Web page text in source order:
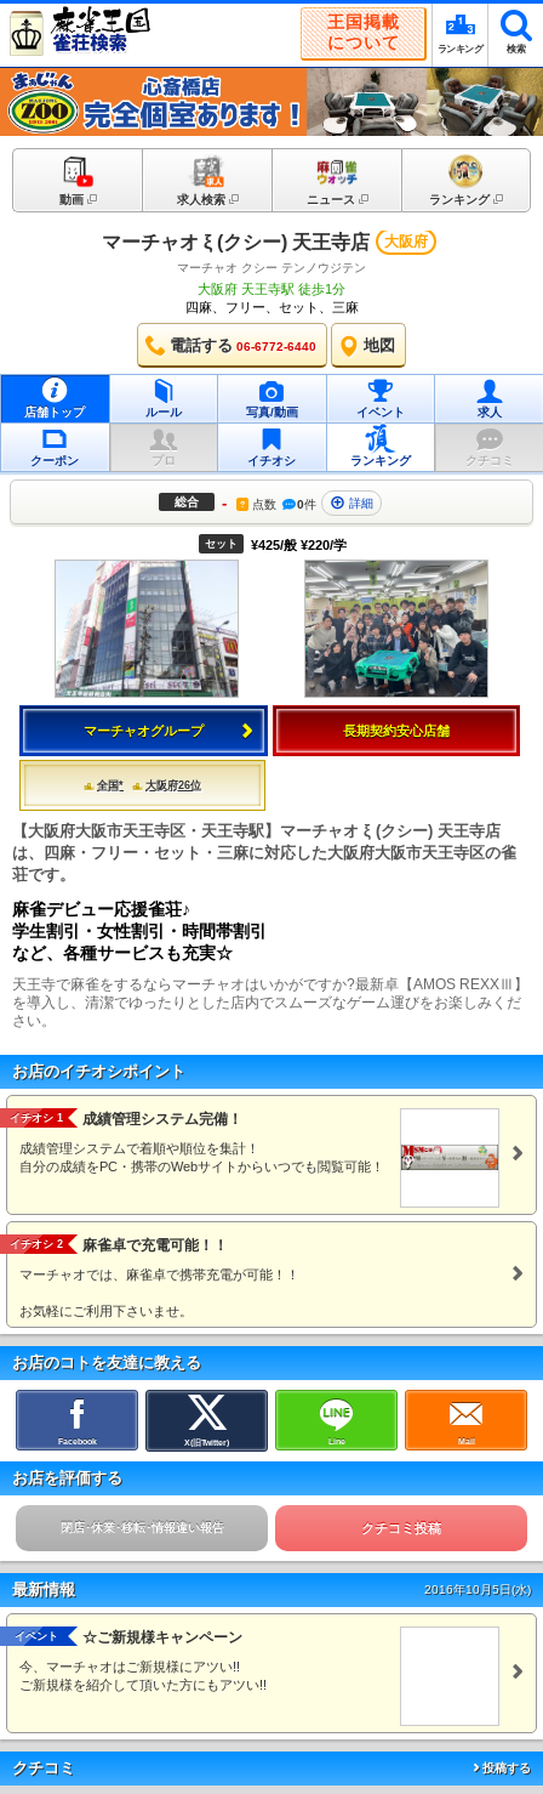
王国掲載
について
ランキング 検索
動画 求人検索 ニュース ランキング
マーチャオ ξ (クシー) 天王寺店 大阪府
マーチャオ クシー テンノウジテン
大阪府 天王寺駅 徒歩1分
四麻、フリー、セット、三麻
電話する 06-6772-6440 地図
店舗トップ ルール 写真/動画 イベント 求人
クーポン プロ イチオシ ランキング クチコミ
総合 - ? 点数 0件 詳細
セット ¥425/般 ¥220/学
マーチャオグループ 長期契約安心店舗
全国* 大阪府26位
【大阪府大阪市天王寺区・天王寺駅】マーチャオ ξ (クシー) 天王寺店
は、四麻・フリー・セット・三麻に対応した大阪府大阪市天王寺区の雀
荘です。
麻雀デビュー応援雀荘♪
学生割引・女性割引・時間帯割引
など、各種サービスも充実☆
天王寺で麻雀をするならマーチャオはいかがですか?最新卓【AMOS REXXⅢ】
を導入し、清潔でゆったりとした店内でスムーズなゲーム運びをお楽しみくだ
さい。
お店のイチオシポイント
イチオシ 1 成績管理システム完備！
成績管理システムで着順や順位を集計！
自分の成績をPC・携帯のWebサイトからいつでも閲覧可能！
イチオシ 2 麻雀卓で充電可能！！
マーチャオでは、麻雀卓で携帯充電が可能！！
お気軽にご利用下さいませ。
お店のコトを友達に教える
Facebook X(旧Twitter) Line Mail
お店を評価する
閉店･休業･移転･情報違い報告 クチコミ投稿
最新情報 2016年10月5日(水)
イベント ☆ご新規様キャンペーン
今、マーチャオはご新規様にアツい!!
ご新規様を紹介して頂いた方にもアツい!!
クチコミ 投稿する